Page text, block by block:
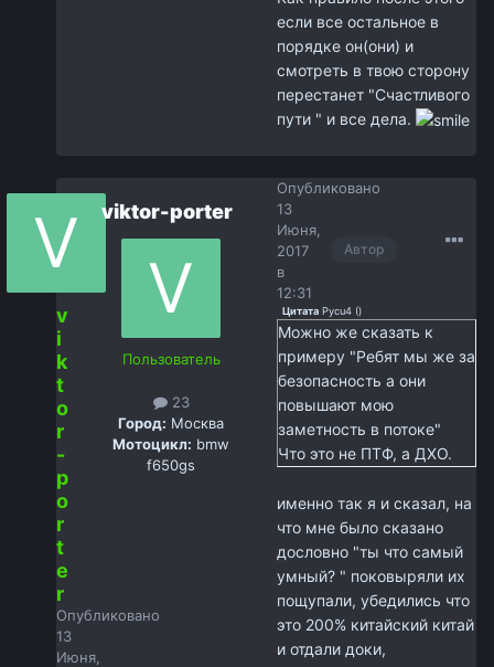
если все остальное в
порядке он(они) и
смотреть в твою сторону
перестанет "Счастливого
пути " и все дела.
v
i
k
t
o
r
-
p
o
r
t
e
r
Опубликовано
13
Июня,
viktor-porter
Пользователь
23
Город: Москва
Мотоцикл: bmw
f650gs
Автор
Опубликовано
13
Июня,
2017
в
12:31
Цитата Pycu4 ()
Можно же сказать к
примеру "Ребят мы же за
безопасность а они
повышают мою
заметность в потоке"
Что это не ПТФ, а ДХО.
именно так я и сказал, на
что мне было сказано
дословно "ты что самый
умный? " поковыряли их
пощупали, убедились что
это 200% китайский китай
и отдали доки,